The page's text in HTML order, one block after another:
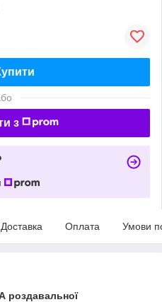
з
Доставка Оплата Умови
роздавальної